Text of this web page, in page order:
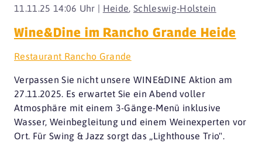
11.11.25 14:06 Uhr | Heide, Schleswig-Holstein
Wine&Dine im Rancho Grande Heide
Restaurant Rancho Grande
Verpassen Sie nicht unsere WINE&DINE Aktion am
27.11.2025. Es erwartet Sie ein Abend voller
Atmosphäre mit einem 3-Gänge-Menü inklusive
Wasser, Weinbegleitung und einem Weinexperten vor
Ort. Für Swing & Jazz sorgt das „Lighthouse Trio".